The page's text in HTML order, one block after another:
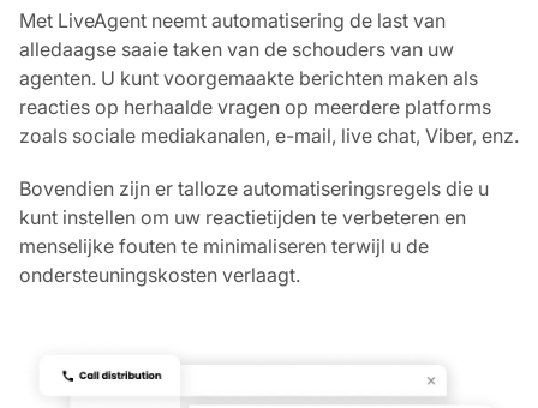
Met LiveAgent neemt automatisering de last van
alledaagse saaie taken van de schouders van uw
agenten. U kunt voorgemaakte berichten maken als
reacties op herhaalde vragen op meerdere platforms
zoals sociale mediakanalen, e-mail, live chat, Viber, enz.
Bovendien zijn er talloze automatiseringsregels die u
kunt instellen om uw reactietijden te verbeteren en
menselijke fouten te minimaliseren terwijl u de
ondersteuningskosten verlaagt.